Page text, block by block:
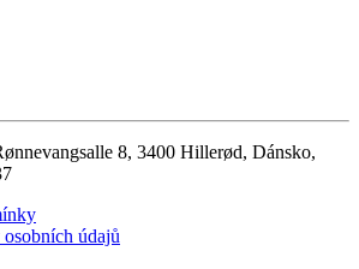
8, 3400 Hillerød, Dánsko,
údajů